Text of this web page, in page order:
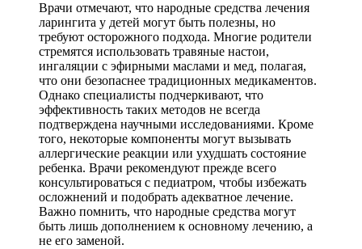
Врачи отмечают, что народные средства лечения
ларингита у детей могут быть полезны, но
требуют осторожного подхода. Многие родители
стремятся использовать травяные настои,
ингаляции с эфирными маслами и мед, полагая,
что они безопаснее традиционных медикаментов.
Однако специалисты подчеркивают, что
эффективность таких методов не всегда
подтверждена научными исследованиями. Кроме
того, некоторые компоненты могут вызывать
аллергические реакции или ухудшать состояние
ребенка. Врачи рекомендуют прежде всего
консультироваться с педиатром, чтобы избежать
осложнений и подобрать адекватное лечение.
Важно помнить, что народные средства могут
быть лишь дополнением к основному лечению, а
не его заменой.